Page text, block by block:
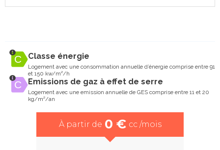
Classe énergie
Logement avec une consommation annuelle d’énergie comprise entre 91
et 150 kw/m²/h
Emissions de gaz à effet de serre
Logement avec une emission annuelle de GES comprise entre 11 et 20
kg/m²/an
À partir de 0 € cc /mois